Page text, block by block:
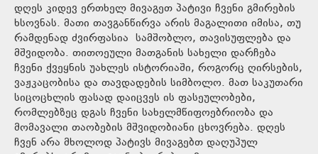
დღეს კიდევ ერთხელ მივაგეთ პატივი ჩვენი გმირების
ხსოვნას. მათი თავგანწირვა არის მაგალითი იმისა, თუ
რამდენად ძვირფასია სამშობლო, თავისუფლება და
მშვიდობა. თითოეული მათგანის სახელი დარჩება
ჩვენი ქვეყნის უახლეს ისტორიაში, როგორც ღირსების,
ვაჟკაცობისა და თავდადების სიმბოლო. მათ საკუთარი
სიცოცხლის ფასად დაიცვეს ის ფასეულობები,
რომლებზეც დგას ჩვენი სახელმწიფოებრიობა და
მომავალი თაობების მშვიდობიანი ცხოვრება. დღეს
ჩვენ არა მხოლოდ პატივს მივაგებთ დაღუპულ